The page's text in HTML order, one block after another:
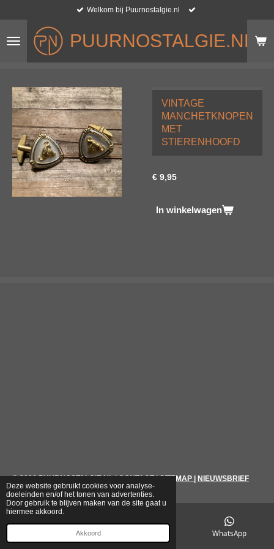
Deze website gebruikt cookies voor analyse-
doeleinden en/of het tonen van advertenties.
Door gebruik te blijven maken van de site gaat u
hiermee akkoord.
Akkoord
naar
hoofdinhoud
PUURNOSTALGIE.NL
Welkom bij Puurnostalgie.nl
VINTAGE
MANCHETKNOPEN
MET
STIERENHOOFD
€ 9,95
In winkelwagen
© 2026 PUURNOSTALGIE.NL|CONTACT|SITEMAP NIEUWSBRIEF
WhatsApp